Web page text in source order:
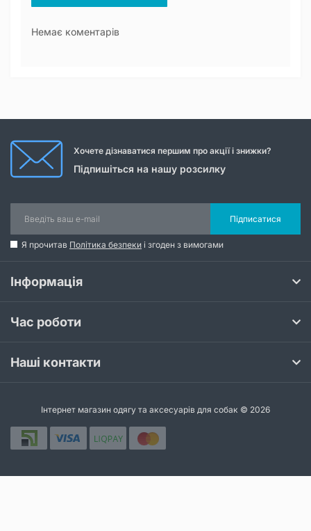
Немає коментарів
Хочете дізнаватися першим про акції і знижки?
Підпишіться на нашу розсилку
Підписатися
Я прочитав Політика безпеки і згоден з вимогами
Інформація
Час роботи
Наші контакти
Інтернет магазин одягу та аксесуарів для собак © 2026